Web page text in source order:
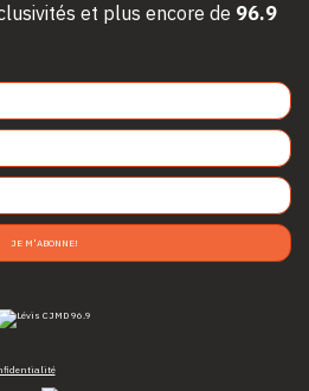
et plus encore de 96.9
JE M'ABONNE!